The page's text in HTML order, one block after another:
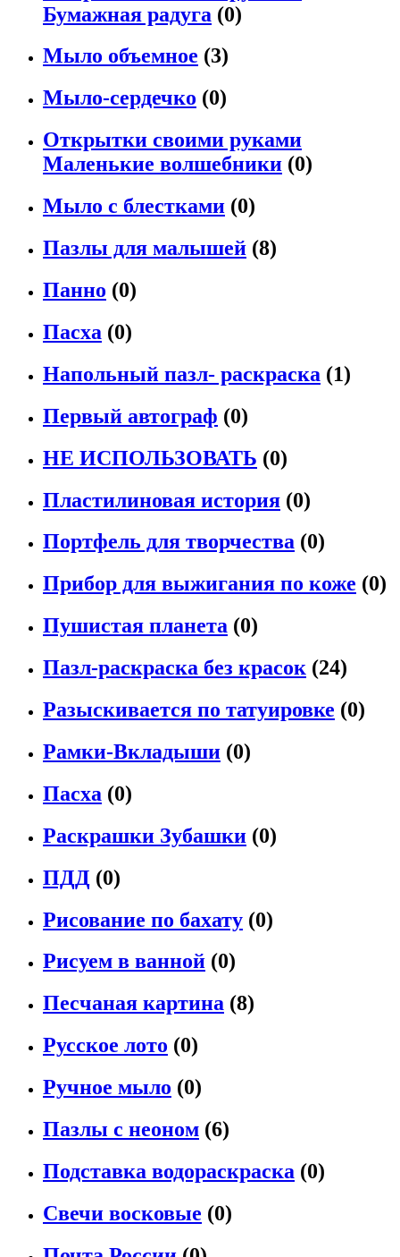
Бумажная радуга (0)
Мыло объемное (3)
Мыло-сердечко (0)
Открытки своими руками
Маленькие волшебники (0)
Мыло с блестками (0)
Пазлы для малышей (8)
Панно (0)
Пасха (0)
Напольный пазл- раскраска (1)
Первый автограф (0)
НЕ ИСПОЛЬЗОВАТЬ (0)
Пластилиновая история (0)
Портфель для творчества (0)
Прибор для выжигания по коже (0)
Пушистая планета (0)
Пазл-раскраска без красок (24)
Разыскивается по татуировке (0)
Рамки-Вкладыши (0)
Пасха (0)
Раскрашки Зубашки (0)
ПДД (0)
Рисование по бахату (0)
Рисуем в ванной (0)
Песчаная картина (8)
Русское лото (0)
Ручное мыло (0)
Пазлы с неоном (6)
Подставка водораскраска (0)
Свечи восковые (0)